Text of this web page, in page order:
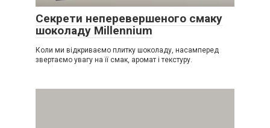
Секрети неперевершеного смаку
шоколаду Millennium
Коли ми відкриваємо плитку шоколаду, насамперед
звертаємо увагу на її смак, аромат і текстуру.